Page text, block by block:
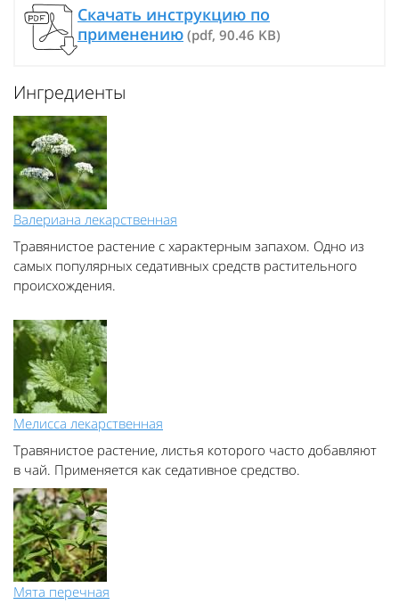
Скачать инструкцию по
применению (pdf, 90.46 KB)
Ингредиенты
Валериана лекарственная
Травянистое растение с характерным запахом. Одно из
самых популярных седативных средств растительного
происхождения.
Мелисса лекарственная
Травянистое растение, листья которого часто добавляют
в чай. Применяется как седативное средство.
Мята перечная